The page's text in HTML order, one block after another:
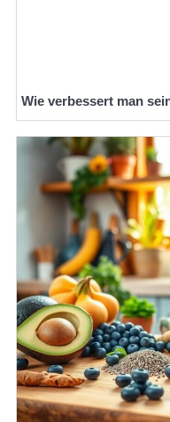
Wie verbessert man